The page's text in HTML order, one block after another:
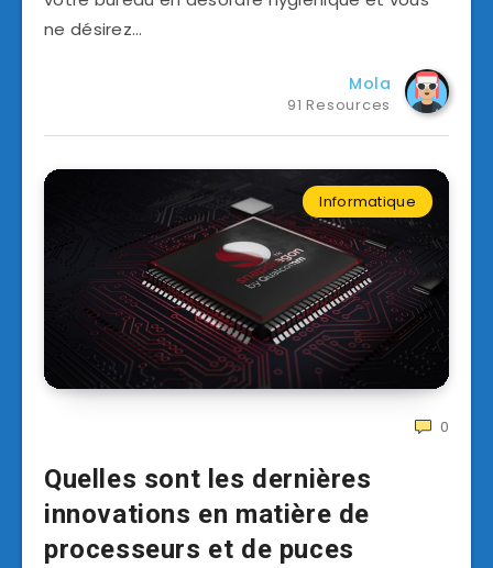
ne désirez…
Mola
91 Resources
Informatique
0
Quelles sont les dernières
innovations en matière de
processeurs et de puces